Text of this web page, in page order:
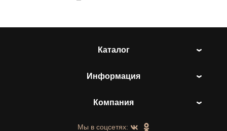
Каталог
Информация
Компания
Мы в соцсетях: